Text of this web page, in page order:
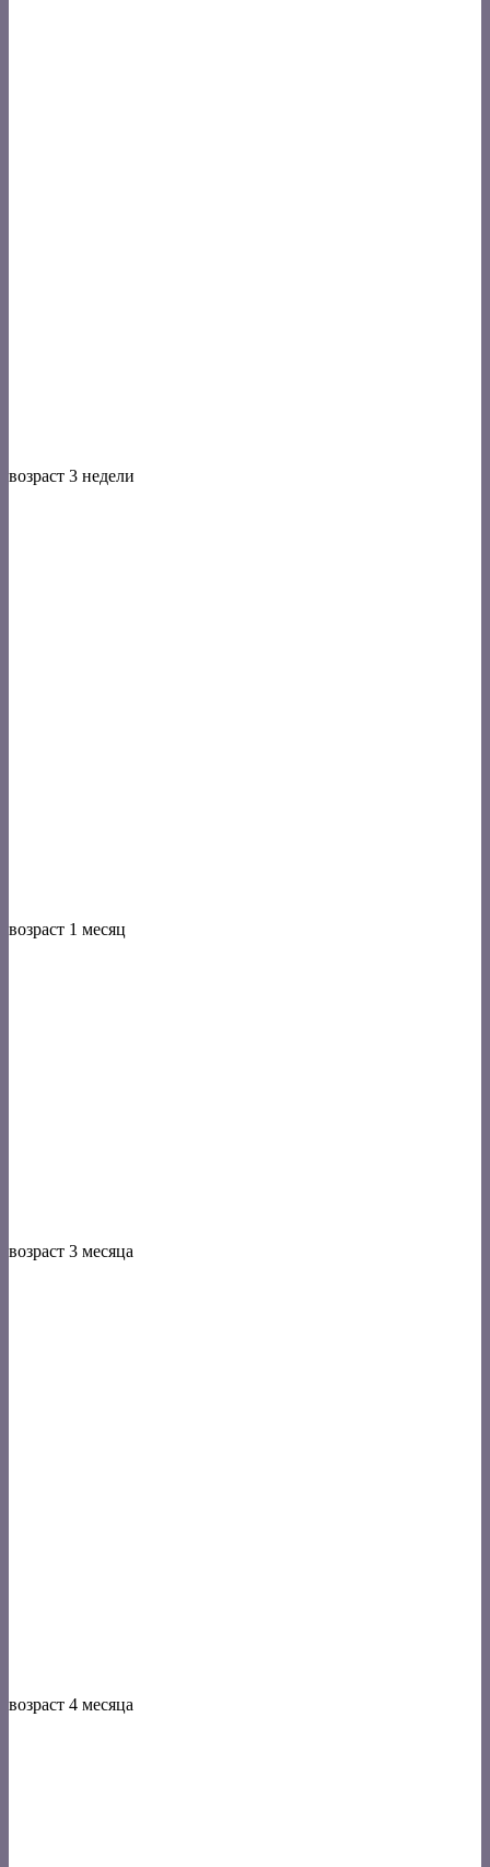
возраст 3 недели
возраст 1 месяц
возраст 3 месяца
возраст 4 месяца